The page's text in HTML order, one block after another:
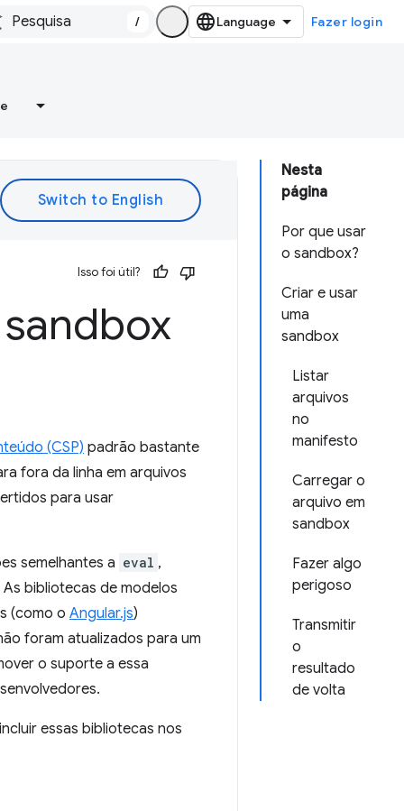
/ Fazer login
Nesta
página
Por que usar
o sandbox?
Criar e usar
uma
sandbox
Listar
arquivos
no
manifesto
Carregar o
arquivo em
sandbox
Fazer algo
perigoso
Transmitir
o
resultado
de volta
Isso foi útil?
(CSP) padrão bastante
fora da linha em arquivos
para usar
semelhantes a eval ,
bibliotecas de modelos
(como o Angular.js)
foram atualizados para um
o suporte a essa
essas bibliotecas nos